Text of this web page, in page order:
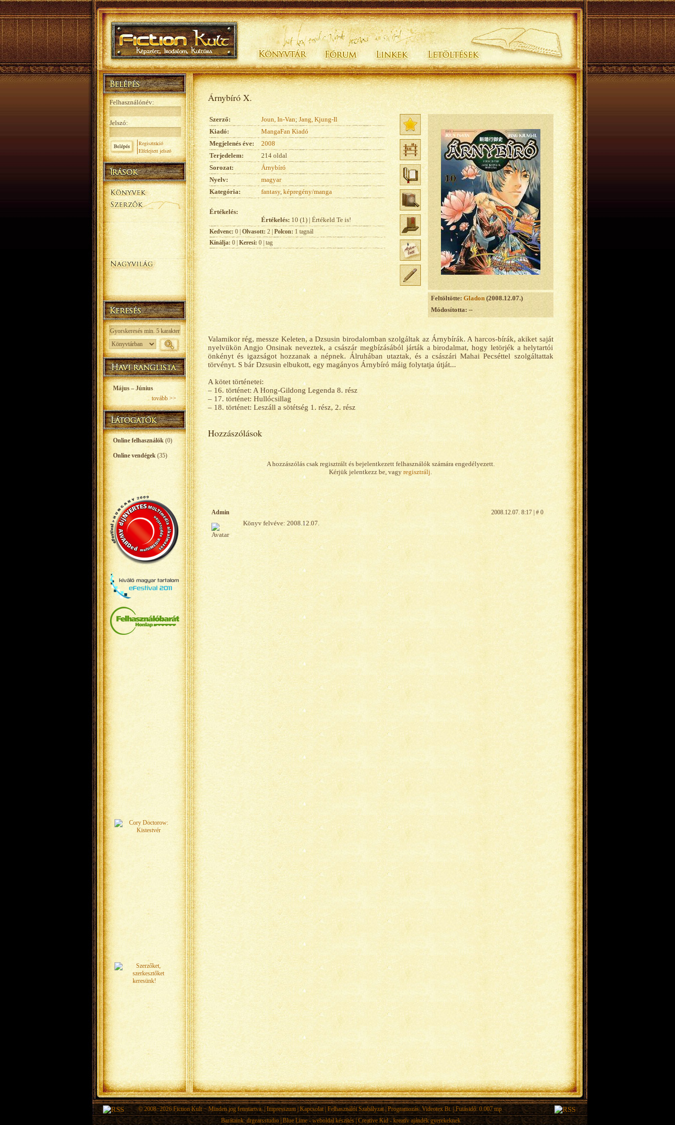
Felhasználónév:
Jelszó:
Regisztráció
Elfelejtett jelszó
Május – Június
tovább >>
Online felhasználók (0)
Online vendégek(35)
Árnybíró X.
Feltöltötte: Gladon(2008.12.07.)
Módosította: --
Szerző: Joun, In-Van; Jang, Kjung-Il
Kiadó:
MangaFan Kiadó
Megjelenés éve:
2008
Terjedelem:
214 oldal
Sorozat:
Árnybíró
Nyelv:
magyar
Kategória:
fantasy, képregény/manga
Értékelés:
Értékelés: 10 (1) | Értékeld Te is!
Kedvenc: 0 | Olvasott: 2 | Polcon: 1 tagnál
Kínálja: 0 | Keresi: 0 | tag
Valamikor rég, messze Keleten, a Dzsusin birodalomban szolgáltak az Árnybírák. A harcos-bírák, akiket saját
nyelvükön Angjo Onsinak neveztek, a császár megbízásából járták a birodalmat, hogy letörjék a helytartói
önkényt és igazságot hozzanak a népnek. Álruhában utaztak, és a császári Mahai Pecséttel szolgáltattak
törvényt. S bár Dzsusin elbukott, egy magányos Árnybíró máig folytatja útját...
A kötet történetei:
– 16. történet: A Hong-Gildong Legenda 8. rész
– 17. történet: Hullócsillag
– 18. történet: Leszáll a sötétség 1. rész, 2. rész
Hozzászólások
A hozzászólás csak regisztrált és bejelentkezett felhasználók számára engedélyezett.
Kérjük jelentkezz be, vagy regisztrálj.
Admin 2008.12.07. 8:17 | # 0
Könyv felvéve: 2008.12.07.
© 2008−2026 Fiction Kult− Minden jog fenntartva. | Impresszum| Kapcsolat| Felhasználói Szabályzat| Programozás:Videotex Bt. | Futásidő: 0.007 mp
Barátaink:drgearsstudio| Blue Lime - weboldal készítés|Creative Kid - kreatív ajándék gyerekeknek